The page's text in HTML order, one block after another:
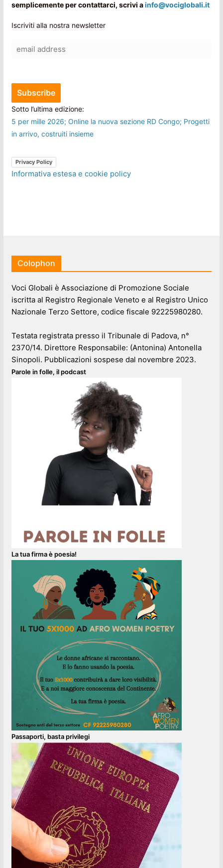
semplicemente per contattarci, scrivi ainfo@vociglobali.it
Iscriviti alla nostra newsletter
Sotto l’ultima edizione:
5 per mille 2026; Online la nuova sezione RD Congo; Progetti
in arrivo, costruiti insieme
Privacy Policy
Informativa estesa e cookie policy
Colophon
Voci Globali è Associazione di Promozione Sociale
iscritta al Registro Regionale Veneto e al Registro Unico
Nazionale Terzo Settore, codice fiscale 92225980280.
Testata registrata presso il Tribunale di Padova, n°
2370/14. Direttore Responsabile: (Antonina) Antonella
Sinopoli. Pubblicazioni sospese dal novembre 2023.
Parole in folle, il podcast
La tua firma è poesia!
Passaporti, basta privilegi